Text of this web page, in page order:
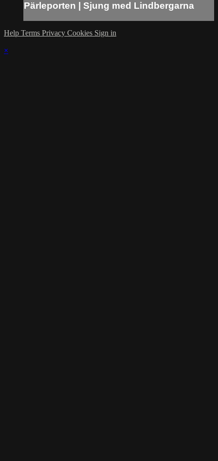
Pärleporten | Sjung med Lindbergarna
Help Terms Privacy Cookies Sign in
×